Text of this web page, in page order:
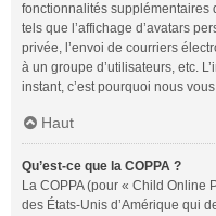
fonctionnalités supplémentaires
tels que l’affichage d’avatars
privée, l’envoi de courriers
à un groupe d’utilisateurs, etc.
instant, c’est pourquoi nous
Haut
Qu’est-ce que la COPPA ?
La COPPA (pour « Child Online
des États-Unis d’Amérique qui